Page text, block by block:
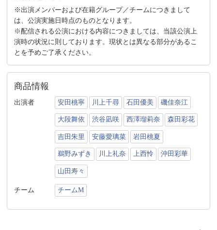
※出演メンバーおよび在籍グループ／チームにつきまして
は、公演実施日時点のものとなります。
※配信される公演における内容につきましては、当該公演上
演時の状況に則しております。現状とは異なる部分があるこ
とを予めご了承ください。
商品情報
出演者 安田桃寧 川上千尋 石田優美 磯佳奈江
大段舞依 渋谷凪咲 西澤瑠莉奈 森田彩花
吉田朱里 安藤愛璃菜 岩田桃夏
鵜野みずき 川上礼奈 上西怜 沖田彩華
山田寿々
チーム チームM